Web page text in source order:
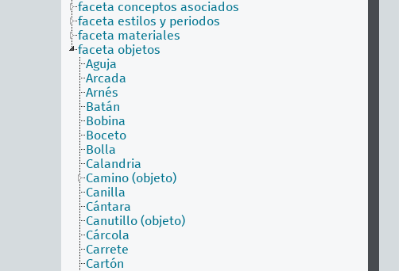
faceta conceptos asociados
faceta estilos y periodos
faceta materiales
faceta objetos
Aguja
Arcada
Arnés
Batán
Bobina
Boceto
Bolla
Calandria
Camino (objeto)
Canilla
Cántara
Canutillo (objeto)
Cárcola
Carrete
Cartón